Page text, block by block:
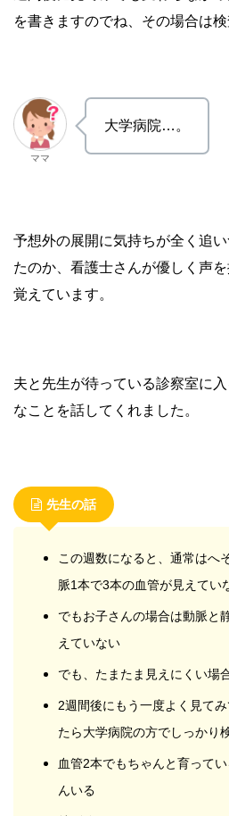
を書きますのでね、その場合は検
ママ
大学病院…。
予想外の展開に気持ちが全く追
たのか、看護士さんが優しく声
覚えています。
夫と先生が待っている診察室に
なことを話してくれました。
先生の話
この週数になると、通常はへ
脈1本で3本の血管が見えてい
でもお子さんの場合は動脈と
えていない
でも、たまたま見えにくい場
2週間後にもう一度よく見て
たら大学病院の方でしっかり
血管2本でもちゃんと育って
んいる